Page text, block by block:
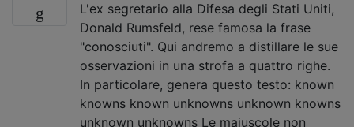
L'ex segretario alla Difesa degli Stati Uniti,
Donald Rumsfeld, rese famosa la frase
"conosciuti". Qui andremo a distillare le sue
osservazioni in una strofa a quattro righe.
In particolare, genera questo testo: known
knowns known unknowns unknown knowns
unknown unknowns Le maiuscole non